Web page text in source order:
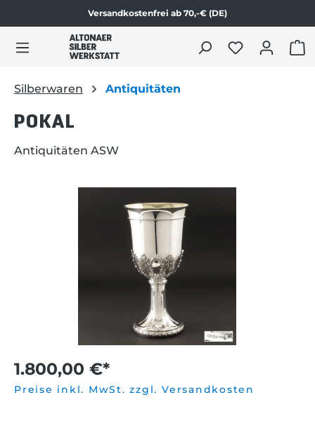
Zum Produktinhalt springen
Versandkostenfrei ab 70,-€ (DE)
Silberwaren Antiquitäten
POKAL
Antiquitäten ASW
1.800,00 €*
Preise inkl. MwSt. zzgl. Versandkosten